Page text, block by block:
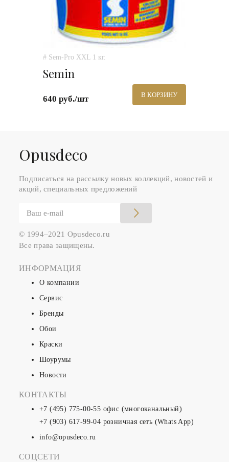
# Sem-Pro XXL 1 кг.
Semin
640 руб./шт В КОРЗИНУ
Оpusdeco
Подписаться на рассылку новых коллекций, новостей и
акций, специальных предложений
© 1994–2021 Opusdeco.ru
Все права защищены.
ИНФОРМАЦИЯ
О компании
Сервис
Бренды
Обои
Краски
Шоурумы
Новости
КОНТАКТЫ
+7 (495) 775-00-55 офис (многоканальный)
+7 (903) 617-99-04 розничная сеть (Whats App)
info@opusdeco.ru
СОЦСЕТИ